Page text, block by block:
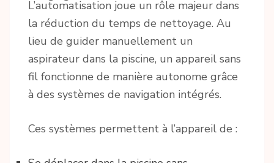
L’automatisation joue un rôle majeur dans
la réduction du temps de nettoyage. Au
lieu de guider manuellement un
aspirateur dans la piscine, un appareil sans
fil fonctionne de manière autonome grâce
à des systèmes de navigation intégrés.
Ces systèmes permettent à l’appareil de :